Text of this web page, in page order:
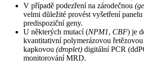
V případě podezření na zárodečnou
velmi důležité provést vyšetření
predispoziční geny.
U některých mutací (NPM1, CBF) je
kvantitativní polymerázovou
kapkovou (droplet) digitální PCR
monitorování MRD.